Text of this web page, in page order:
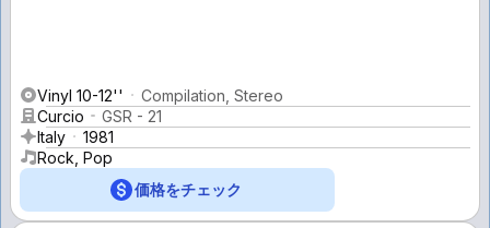
Vinyl 10-12''
Compilation, Stereo
Curcio
GSR - 21
Italy
1981
Rock, Pop
価格をチェック